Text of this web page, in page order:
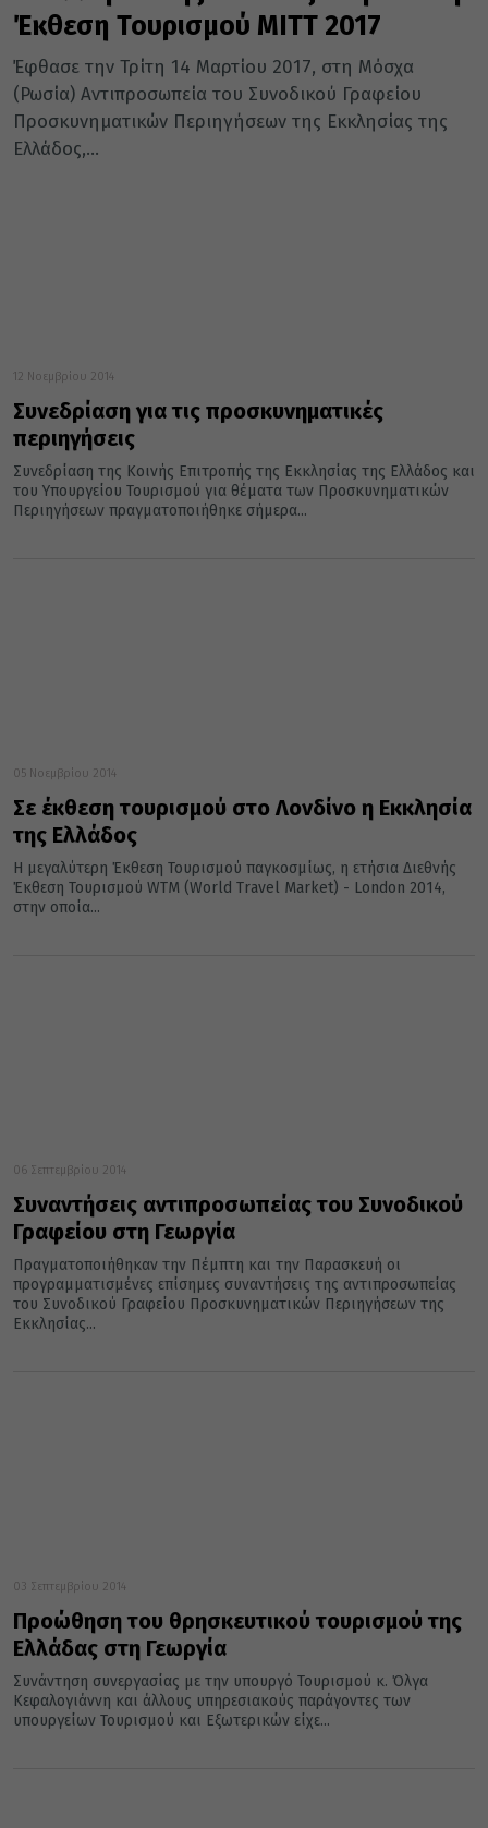
Έκθεση Τουρισμού ΜΙΤΤ 2017
Έφθασε την Τρίτη 14 Μαρτίου 2017, στη Μόσχα
(Ρωσία) Αντιπροσωπεία του Συνοδικού Γραφείου
Προσκυνηματικών Περιηγήσεων της Εκκλησίας της
Ελλάδος,...
12 Νοεμβρίου 2014
Συνεδρίαση για τις προσκυνηματικές
περιηγήσεις
Συνεδρίαση της Κοινής Επιτροπής της Εκκλησίας της Ελλάδος και
του Υπουργείου Τουρισμού για θέματα των Προσκυνηματικών
Περιηγήσεων πραγματοποιήθηκε σήμερα...
05 Νοεμβρίου 2014
Σε έκθεση τουρισμού στο Λονδίνο η Εκκλησία
της Ελλάδος
Η μεγαλύτερη Έκθεση Τουρισμού παγκοσμίως, η ετήσια Διεθνής
Έκθεση Τουρισμού WTM (World Travel Market) - London 2014,
στην οποία...
06 Σεπτεμβρίου 2014
Συναντήσεις αντιπροσωπείας του Συνοδικού
Γραφείου στη Γεωργία
Πραγματοποιήθηκαν την Πέμπτη και την Παρασκευή οι
προγραμματισμένες επίσημες συναντήσεις της αντιπροσωπείας
του Συνοδικού Γραφείου Προσκυνηματικών Περιηγήσεων της
Εκκλησίας...
03 Σεπτεμβρίου 2014
Προώθηση του θρησκευτικού τουρισμού της
Ελλάδας στη Γεωργία
Συνάντηση συνεργασίας με την υπουργό Τουρισμού κ. Όλγα
Κεφαλογιάννη και άλλους υπηρεσιακούς παράγοντες των
υπουργείων Τουρισμού και Εξωτερικών είχε...